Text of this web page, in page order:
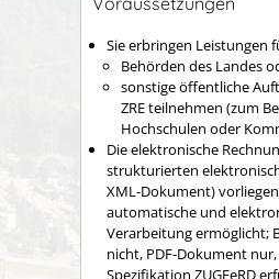
Sie erbringen Leistungen
Behörden des Landes
sonstige öffentliche
ZRE teilnehmen (zum
Hochschulen oder
Die elektronische
strukturierten
XML-Dokument)
automatische und
Verarbeitung ermöglicht;
nicht, PDF-Dokument
Spezifikation ZUGFeRD